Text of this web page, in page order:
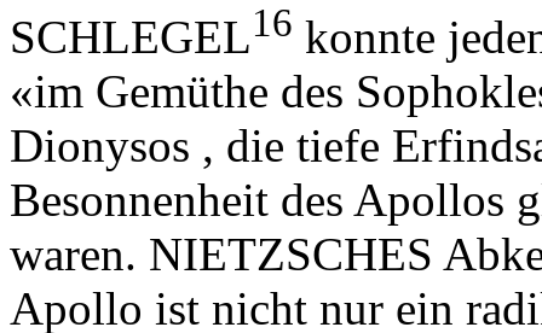
SCHLEGEL16 konnte
«im Gemüthe des
Dionysos , die tiefe
Besonnenheit des Apollos
waren. NIETZSCHES
Apollo ist nicht nur ein